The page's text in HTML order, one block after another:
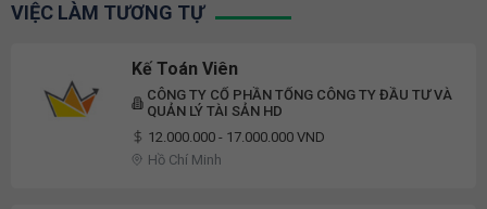
VIỆC LÀM TƯƠNG TỰ
Kế Toán Viên
CÔNG TY CỔ PHẦN TỔNG CÔNG TY ĐẦU TƯ VÀ
QUẢN LÝ TÀI SẢN HD
12.000.000 - 17.000.000 VND
Hồ Chí Minh